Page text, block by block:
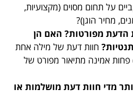
על תחום מסוים (מקצועיות,
מחיר הוגן)?
הדעת מפורטות? האם הן
חוות דעת של מילה אחת
אמינה מתיאור מפורט של
מדי חוות דעת מושלמות או